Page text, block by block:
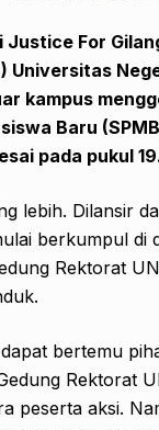
Justice For
Universitas
kampus
Baru
pada pukul
lebih. Dilansir
berkumpul
Rektorat
bertemu
Rektorat
peserta aksi.